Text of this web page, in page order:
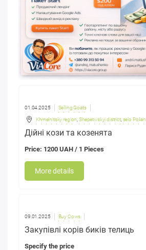
01.04.2025 Selling Goats
Khmelnitsky region ,Shepetivskyi district, selo Polian
Дійні кози та козенята
Price: 1200 UAH / 1 Pieces
More details
09.01.2025 Buy Cows
Закупівлі корів биків телиць
Specify the price